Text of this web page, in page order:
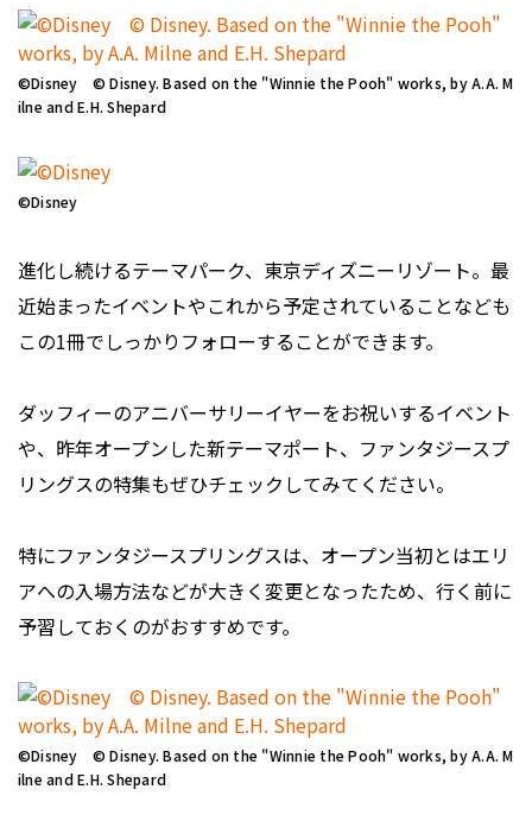
©Disney © Disney. Based on the "Winnie the Pooh" works, by A.A. M
ilne and E.H. Shepard
©Disney
進化し続けるテーマパーク、東京ディズニーリゾート。最
近始まったイベントやこれから予定されていることなども
この1冊でしっかりフォローすることができます。
ダッフィーのアニバーサリーイヤーをお祝いするイベント
や、昨年オープンした新テーマポート、ファンタジースプ
リングスの特集もぜひチェックしてみてください。
特にファンタジースプリングスは、オープン当初とはエリ
アへの入場方法などが大きく変更となったため、行く前に
予習しておくのがおすすめです。
©Disney © Disney. Based on the "Winnie the Pooh" works, by A.A. M
ilne and E.H. Shepard